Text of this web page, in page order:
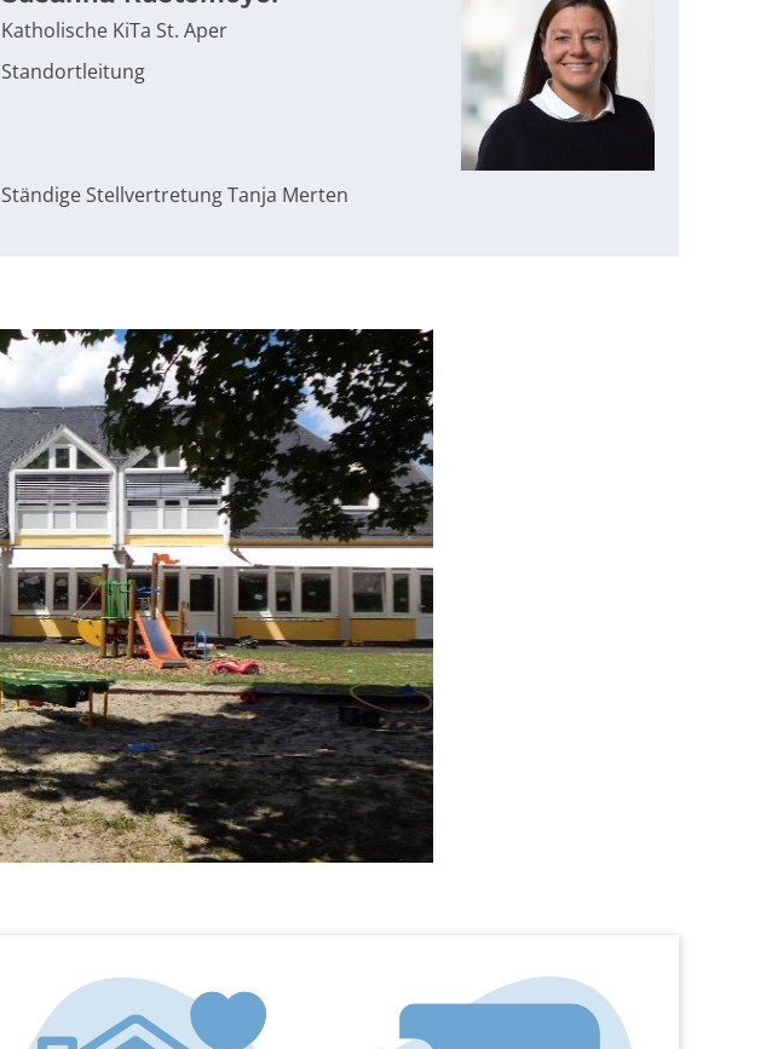
Katholische KiTa St. Aper
Standortleitung
Ständige Stellvertretung Tanja Merten